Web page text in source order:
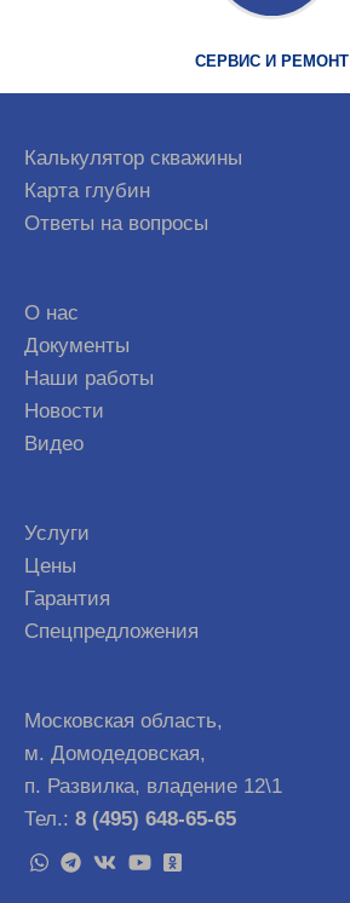
СЕРВИС И РЕМОНТ
Калькулятор скважины
Карта глубин
Ответы на вопросы
О нас
Документы
Наши работы
Новости
Видео
Услуги
Цены
Гарантия
Спецпредложения
Московская область,
м. Домодедовская,
п. Развилка, владение 12\1
Тел.: 8 (495) 648-65-65